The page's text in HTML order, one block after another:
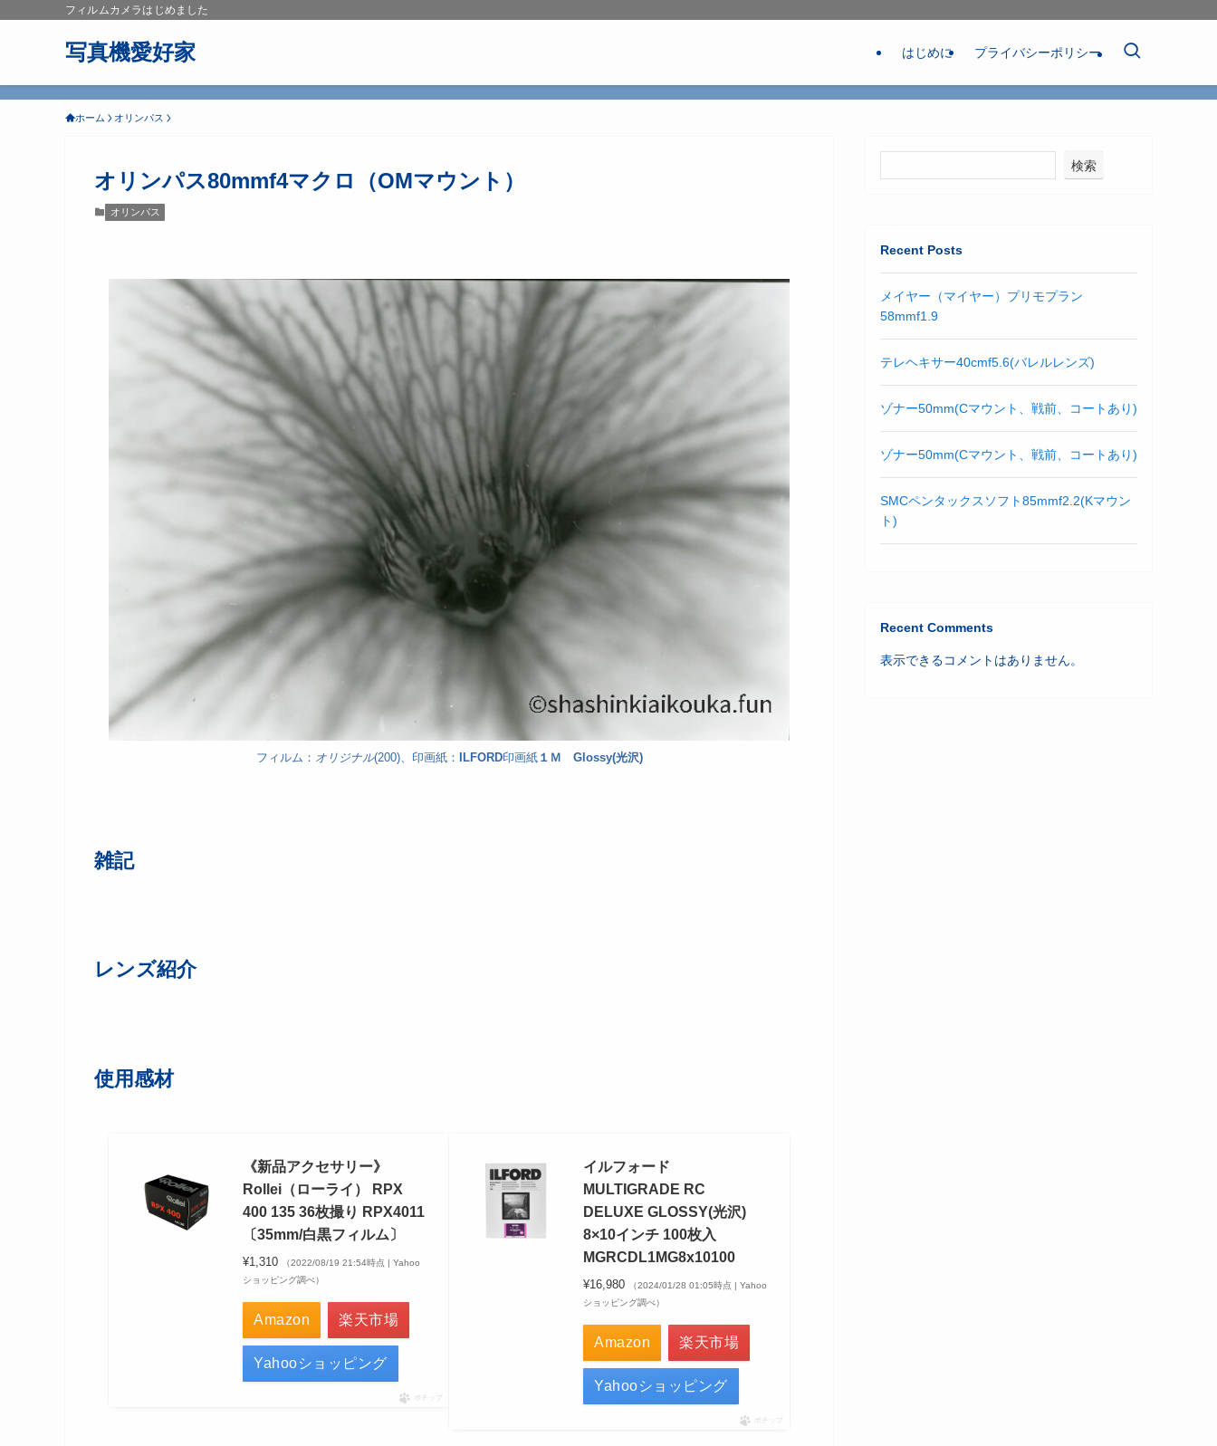
フィルムカメラはじめました
写真機愛好家 はじめに プライバシーポリシー
ホーム オリンパス
オリンパス80mmf4マクロ（OMマウント）
オリンパス
フィルム： オリジナル(200)、印画紙： ILFORD印画紙１Ｍ Glossy(光沢)
雑記
レンズ紹介
使用感材
《新品アクセサリー》
Rollei（ローライ） RPX
400 135 36枚撮り RPX4011
〔35mm/白黒フィルム〕
¥1,310
（2022/08/19 21:54時点 | Yahoo
ショッピング調べ）
Amazon 楽天市場
Yahooショッピング
ポチップ
イルフォード
MULTIGRADE RC
DELUXE GLOSSY(光沢)
8×10インチ 100枚入
MGRCDL1MG8x10100
¥16,980
（2024/01/28 01:05時点 | Yahoo
ショッピング調べ）
Amazon 楽天市場
Yahooショッピング
ポチップ
検索
Recent Posts
メイヤー（マイヤー）プリモプラン
58mmf1.9
テレヘキサー40cmf5.6(バレルレンズ)
ゾナー50mm(Cマウント、戦前、コートあり)
ゾナー50mm(Cマウント、戦前、コートあり)
SMCペンタックスソフト85mmf2.2(Kマウン
ト)
Recent Comments
表示できるコメントはありません。